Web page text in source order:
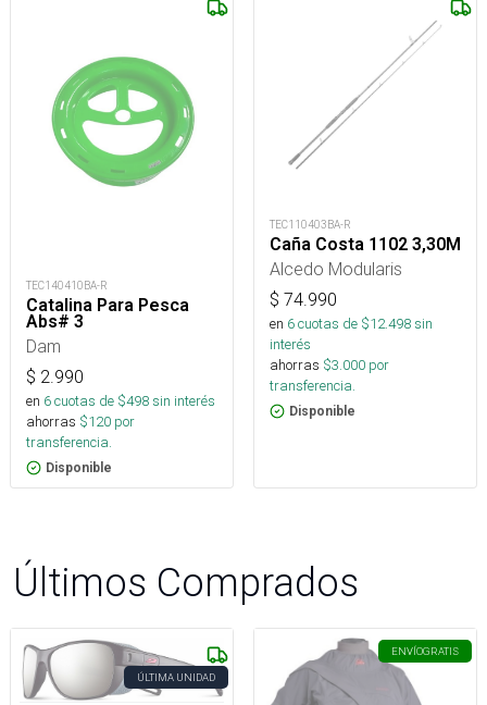
TEC140410BA-R
Catalina Para Pesca
Abs# 3
Dam
$ 2.990
en 6cuotas de $498sin interés
ahorras $120 por
transferencia.
Disponible
TEC110403BA-R
Caña Costa 1102 3,30M
Alcedo Modularis
$ 74.990
en 6cuotas de $12.498sin
interés
ahorras $3.000 por
transferencia.
Disponible
Últimos Comprados
ÚLTIMA UNIDAD
ENVÍOGRATIS